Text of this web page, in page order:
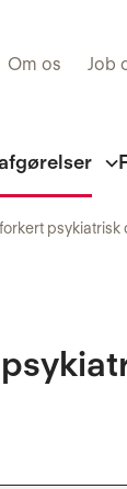
Om os Job
psykiatrisk